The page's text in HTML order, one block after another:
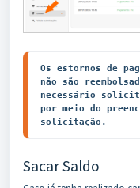
Os estornos de
não são
necessário
por meio do
solicitação.
Sacar Saldo